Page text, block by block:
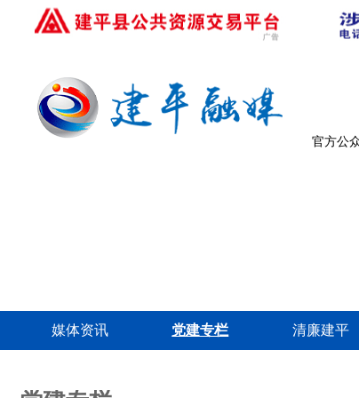
官方公
媒体资讯 党建专栏 清廉建平